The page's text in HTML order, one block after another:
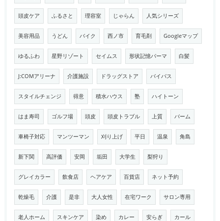
頭皮ケア ふるさと 理容室 じゃらん 人気シリーズ
美容用品 うどん バイク 西ノ市 育毛剤 Googleマップ
ゆるふわ 星野リゾート セイムス 形状記憶パーマ 白髪
J:COMアリーナ 介護施設 ドラッグストア バイパス
スタイルチェンジ 得意 積水ハウス 塾 ハイトーン
はま寿司 ゴルフ場 頭皮 頭皮トラブル 上質 バーム
車椅子対応 マンツーマン 刈り上げ 平日 温泉 角島
新下関 高評価 安岡 垢田 大学生 梨狩り
グレイカラー 飲食店 ヘアケア 百貨店 ネット予約
乾燥毛 介護 是非 大人女性 在宅ワーク サロン専用
老人ホーム スキンケア 染め カレー 安らぎ カール